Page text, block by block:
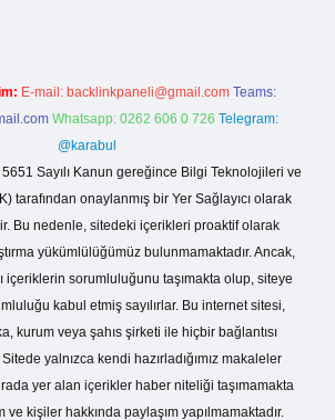
E-mail: backlinkpaneli@gmail.com Teams:
Whatsapp: 0262 606 0 726 Telegram:
@karabul
Sayılı Kanun gereğince Bilgi Teknolojileri ve
tarafından onaylanmış bir Yer Sağlayıcı olarak
Bu nedenle, sitedeki içerikleri proaktif olarak
yükümlülüğümüz bulunmamaktadır. Ancak,
içeriklerin sorumluluğunu taşımakta olup, siteye
kabul etmiş sayılırlar. Bu internet sitesi,
kurum veya şahıs şirketi ile hiçbir bağlantısı
yalnızca kendi hazırladığımız makaleler
yer alan içerikler haber niteliği taşımamakta
kişiler hakkında paylaşım yapılmamaktadır.